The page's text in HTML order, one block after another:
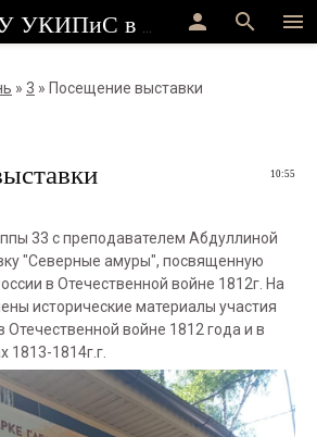
menu
search
person
» 3 » Посещение выставки
10:55
33 с преподавателем Абдуллиной
"Северные амуры", посвященную
в Отечественной войне 1812г. На
исторические материалы участия
Отечественной войне 1812 года и в
1813-1814г.г.